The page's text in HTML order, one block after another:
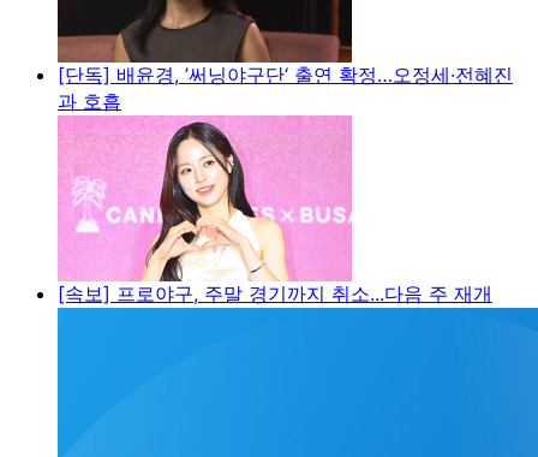
[단독] 배윤경, ’써닝야구단‘ 출연 확정…오정세·전혜진
과 호흡
[속보] 프로야구, 주말 경기까지 취소...다음 주 재개